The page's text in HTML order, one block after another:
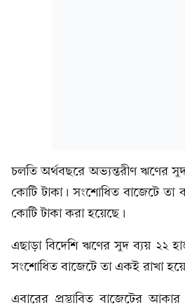
চলতি অর্থবছরে অভ্যন্তরীণ ঋণের
কোটি টাকা। সংশোধিত বাজেটে তা
কোটি টাকা করা হয়েছে।
এছাড়া বিদেশি ঋণের সুদ ব্যয় ২২
সংশোধিত বাজেটে তা একই রাখা
এবারের প্রস্তাবিত বাজেটের